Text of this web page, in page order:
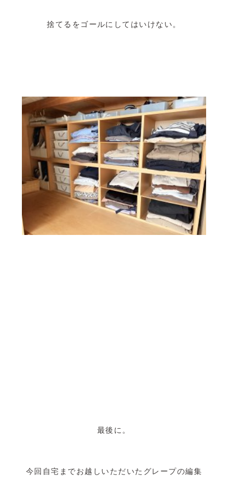
捨てるをゴールにしてはいけない。
最後に。
今回自宅までお越しいただいたグレープの編集